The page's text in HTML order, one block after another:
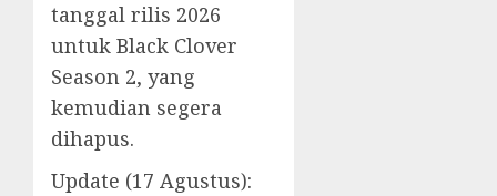
tanggal rilis 2026
untuk Black Clover
Season 2, yang
kemudian segera
dihapus.
Update (17 Agustus):